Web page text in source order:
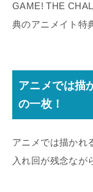
GAME! THE
典のアニメイト特
アニメでは描
の一枚！
アニメでは描かれ
入れ回が残念なが